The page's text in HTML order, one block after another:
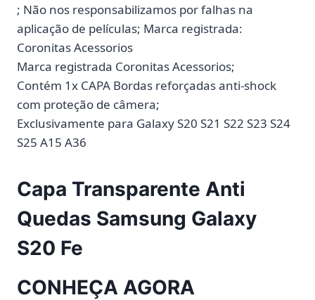
; Não nos responsabilizamos por falhas na
aplicação de películas; Marca registrada:
Coronitas Acessorios
Marca registrada Coronitas Acessorios;
Contém 1x CAPA Bordas reforçadas anti-shock
com proteção de câmera;
Exclusivamente para Galaxy S20 S21 S22 S23 S24
S25 A15 A36
Capa Transparente Anti
Quedas Samsung Galaxy
S20 Fe
CONHEÇA AGORA